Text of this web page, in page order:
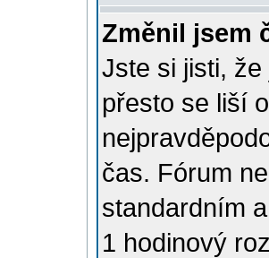
Změnil jsem
Jste si jisti,
přesto se liší
čas. Fórum
standardním
1 hodinový